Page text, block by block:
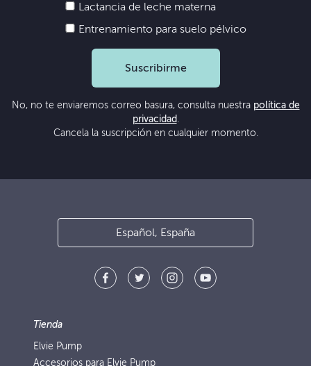
Lactancia de leche materna
Entrenamiento para suelo pélvico
Suscribirme
No, no te enviaremos correo basura, consulta nuestra política de
privacidad .
Cancela la suscripción en cualquier momento.
Español, España
Tienda
Elvie Pump
Accesorios para Elvie Pump